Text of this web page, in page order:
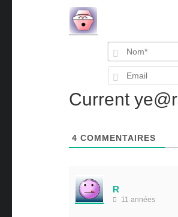
Current ye@r
4 COMMENTAIRES
R
11 années